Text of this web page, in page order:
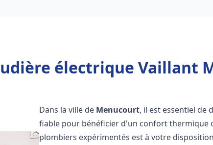
électrique Vaillant
Dans la ville de Menucourt, il est essentiel de
fiable pour bénéficier d'un confort thermique
plombiers expérimentés est à votre